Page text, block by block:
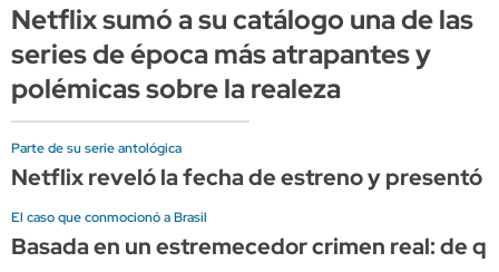
Netflix sumó a su catálogo una de las
series de época más atrapantes y
polémicas sobre la realeza
Parte de su serie antológica
Netflix reveló la fecha de estreno y presentó
El caso que conmocionó a Brasil
Basada en un estremecedor crimen real: de